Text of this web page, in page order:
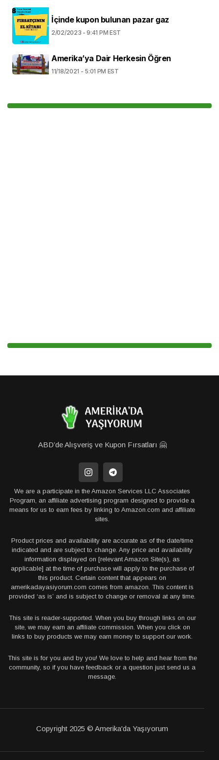
İçinde kupon bulunan pazar gaz
2/02/2023 - 9:41 PM EST
Amerika’ya Dair Herkesin Öğren
11/18/2021 - 5:01 PM EST
ABD’de Alışveriş ve Kupon Fırsatları 🤗
We are a participate in the Amazon Services LLC Associates
Program, an affiliate advertising program designed to provide a
means for us to earn fees by linking to Amazon.com and affiliate
sites.
Product prices and availability are accurate as of the date/time
indicated and are subject to change. Any price and availability
information displayed on [relevant Amazon Site(s), as
applicable] at the time of purchase will apply to the purchase of
this product. Certain content that appears on
amerikadayasiyorum.com comes from amazon. This content is
provided ‘as is’ and is subject to change or removal at any time.
This site is reader-supported. When you buy through links on our
site, we may earn an affiliate commission. When you click on
links to buy products we may earn money to support our work.
This site is for you and by you! We love to help and hear from the
community, so if you have feedback or a question just send us a
message.
Copyright 2025 © Amerika'da Yaşıyorum